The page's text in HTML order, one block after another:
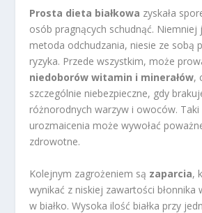
Prosta dieta białkowa zyskała
osób pragnących schudnąć. Niemniej
metoda odchudzania, niesie ze sobą
ryzyka. Przede wszystkim, może
niedoborów witamin i minerałów,
szczególnie niebezpieczne, gdy
różnorodnych warzyw i owoców. Taki
urozmaicenia może wywołać
zdrowotne.
Kolejnym zagrożeniem są zaparcia,
wynikać z niskiej zawartości błonnika
w białko. Wysoka ilość białka przy